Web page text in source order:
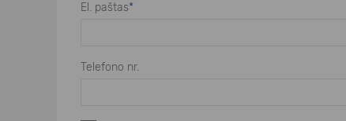
El. paštas*
Telefono nr.